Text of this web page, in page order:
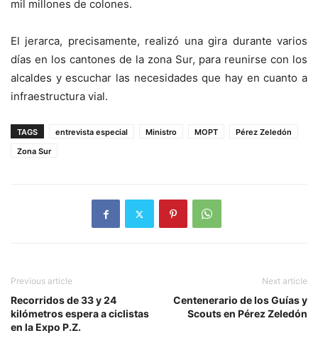
mil millones de colones.
El jerarca, precisamente, realizó una gira durante varios
días en los cantones de la zona Sur, para reunirse con los
alcaldes y escuchar las necesidades que hay en cuanto a
infraestructura vial.
TAGS entrevista especial Ministro MOPT
Pérez Zeledón
Zona Sur
Previous article
Recorridos de 33 y 24
kilómetros espera a ciclistas
en la Expo P.Z.
Next article
Centenerario de los Guías y
Scouts en Pérez Zeledón